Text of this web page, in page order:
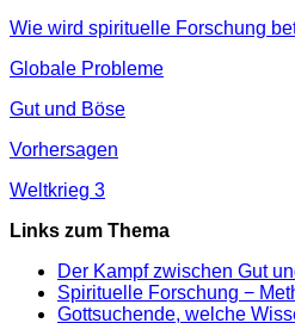
Wie wird spirituelle Forschung
Globale Probleme
Gut und Böse
Vorhersagen
Weltkrieg 3
Links zum Thema
Der Kampf zwischen Gut
Spirituelle Forschung −
Gottsuchende, welche